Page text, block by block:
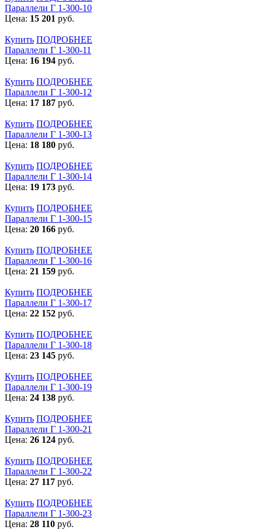
Параллели Г 1-300-10
Цена: 15 201 руб.
Купить ПОДРОБНЕЕ
Параллели Г 1-300-11
Цена: 16 194 руб.
Купить ПОДРОБНЕЕ
Параллели Г 1-300-12
Цена: 17 187 руб.
Купить ПОДРОБНЕЕ
Параллели Г 1-300-13
Цена: 18 180 руб.
Купить ПОДРОБНЕЕ
Параллели Г 1-300-14
Цена: 19 173 руб.
Купить ПОДРОБНЕЕ
Параллели Г 1-300-15
Цена: 20 166 руб.
Купить ПОДРОБНЕЕ
Параллели Г 1-300-16
Цена: 21 159 руб.
Купить ПОДРОБНЕЕ
Параллели Г 1-300-17
Цена: 22 152 руб.
Купить ПОДРОБНЕЕ
Параллели Г 1-300-18
Цена: 23 145 руб.
Купить ПОДРОБНЕЕ
Параллели Г 1-300-19
Цена: 24 138 руб.
Купить ПОДРОБНЕЕ
Параллели Г 1-300-21
Цена: 26 124 руб.
Купить ПОДРОБНЕЕ
Параллели Г 1-300-22
Цена: 27 117 руб.
Купить ПОДРОБНЕЕ
Параллели Г 1-300-23
Цена: 28 110 руб.